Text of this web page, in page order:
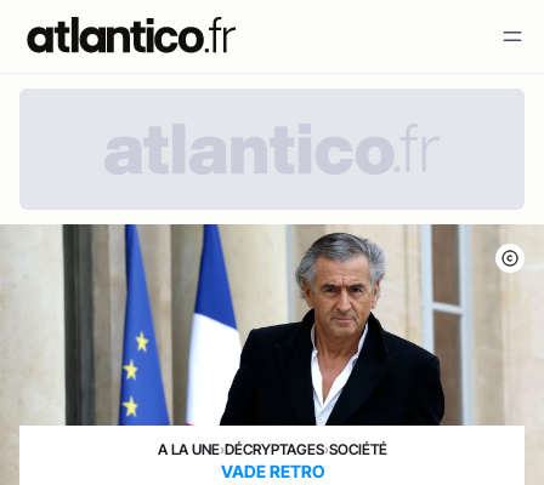
A LA UNE›DÉCRYPTAGES›SOCIÉTÉ
VADE RETRO